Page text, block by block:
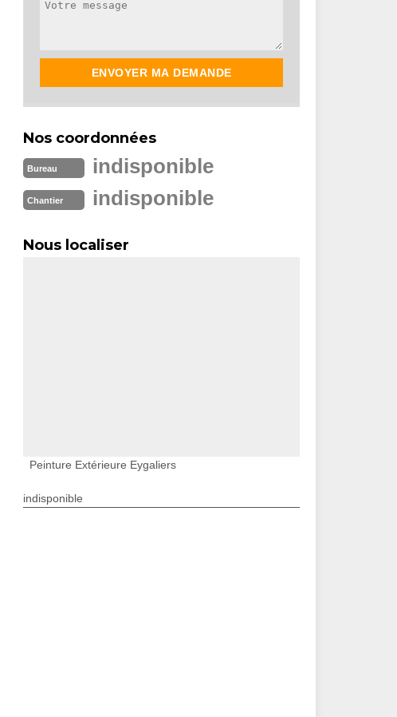
Nos coordonnées
Bureau indisponible
Chantier indisponible
Nous localiser
Peinture Extérieure Eygaliers
indisponible